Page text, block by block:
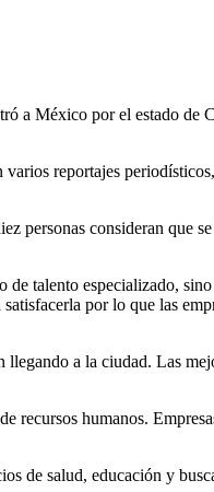
a México por el estado
reportajes
personas consideran que
talento especializado,
por lo que las
a la ciudad. Las
recursos humanos.
de salud, educación y